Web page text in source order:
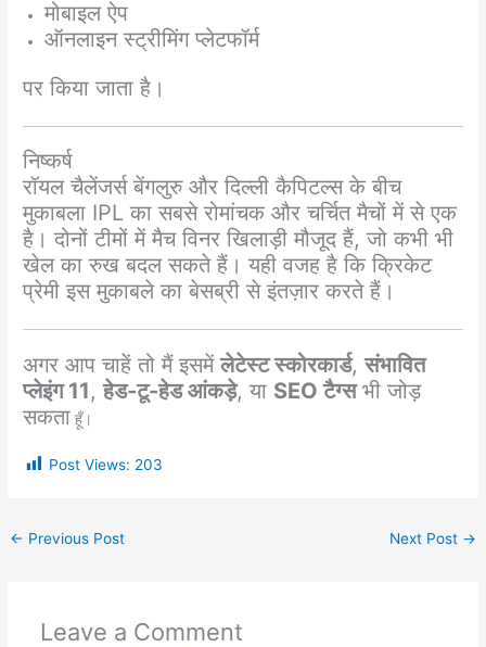
मोबाइल ऐप
ऑनलाइन स्ट्रीमिंग प्लेटफॉर्म
पर किया जाता है।
निष्कर्ष
रॉयल चैलेंजर्स बेंगलुरु और दिल्ली कैपिटल्स के बीच
मुकाबला IPL का सबसे रोमांचक और चर्चित मैचों में से एक
है। दोनों टीमों में मैच विनर खिलाड़ी मौजूद हैं, जो कभी भी
खेल का रुख बदल सकते हैं। यही वजह है कि क्रिकेट
प्रेमी इस मुकाबले का बेसब्री से इंतज़ार करते हैं।
अगर आप चाहें तो मैं इसमेंलेटेस्ट स्कोरकार्ड,संभावित
प्लेइंग 11,हेड-टू-हेड आंकड़े, या SEO टैग्सभी जोड़
सकता हूँ।
Post Views: 203
← Previous Post Next Post →
Leave a Comment